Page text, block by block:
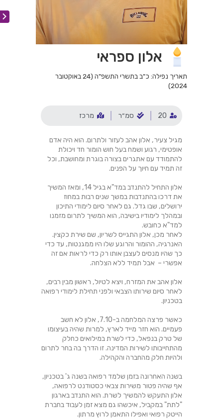
אלון ספראי
תאריך נפילה: כ"ב בתשרי התשפ"ה (24 באוקטובר
2024)
20 סמ״ר מרכז
מגיל צעיר, אלון אהב לעזור ולתרום. הוא היה אדם
אופטימי, רגוע ושמח בעל חוש הומור חד ויכולת
להתמודד עם אתגרים בצורה בוגרת ומחושבת, וכל
זה תמיד עם חיוך על הפנים.
אלון התחיל להתנדב במד"א בגיל 14, ומאז המשיך
את דרכו בהתנדבות במשך שנים רבות במחוז
ירושלים, שבו גדל. גם לאחר סיום לימודי התיכון
ובמהלך לימודיו בישיבה, הוא המשיך לתרום מזמנו
למד"א כחובש.
לאחר מכן, אלון התגייס לשריון, שם שירת כקצין.
האנרגיה, ההומור והרוגע שלו היו ממגנטות, עד כדי
כך שהיו מנסים לעצבן אותו רק כדי לראות אם זה
אפשרי – אבל תמיד ללא הצלחה.
אלון אהב את המזרח, ויצא לטיול, ראשון מבין רבים,
לאחר סיום שירותו הצבאי ולפני תחילת לימודי רפואה
בטכניון.
כאשר פרצה המלחמה ב-7.10, אלון לא חשב
פעמיים. הוא חזר מייד לארץ, למרות שהיה בעיצומו
של טרק בנפאל, כדי לשרת במילואים כחלק
מהתחייבותו לשירות המדינה. זו הדרך בה בחר לתרום
ולהיות חלק מהחברה והקהילה.
בשנה האחרונה בזמן שלמד רפואה בשנה ג' בטכניון,
אף שהיה פטור משירות צבאי כסטודנט לרפואה,
אלון התעקש להמשיך לשרת. הוא התנדב בארגון
"לתת" במקביל, איכשהו גם מצא זמן לעבוד בחברת
הייטק רפואי ואפילו התאמן לרוץ מרתון.